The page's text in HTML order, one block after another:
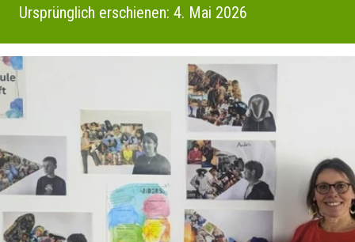
Ursprünglich erschienen: 4. Mai 2026